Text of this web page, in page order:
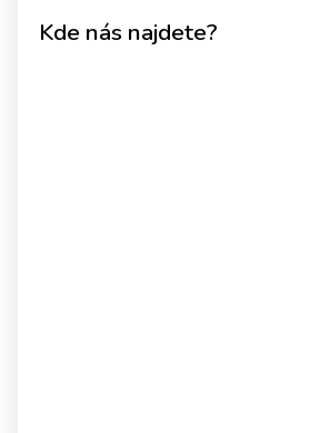
Kde nás najdete?